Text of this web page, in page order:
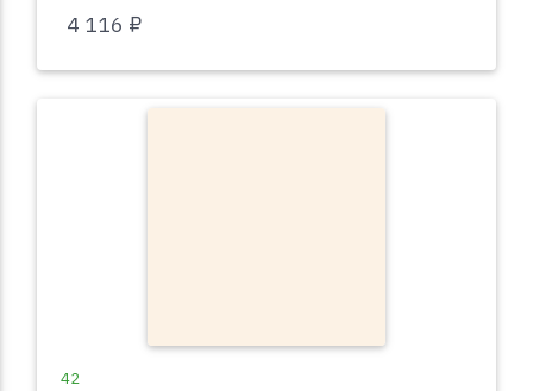
4 116 ₽
42